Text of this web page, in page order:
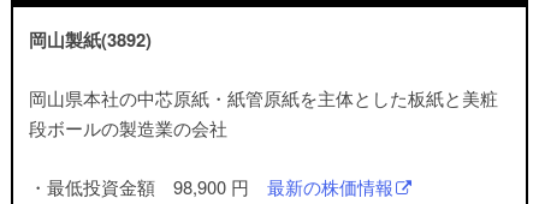
岡山製紙(3892)
岡山県本社の中芯原紙・紙管原紙を主体とした板紙と美粧
段ボールの製造業の会社
・最低投資金額 98,900 円最新の株価情報